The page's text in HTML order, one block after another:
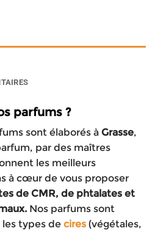
parfums ?
sont élaborés à Grasse,
par des maîtres
les meilleurs
à cœur de vous proposer
de CMR, de phtalates et
Nos parfums sont
types de cires (végétales,